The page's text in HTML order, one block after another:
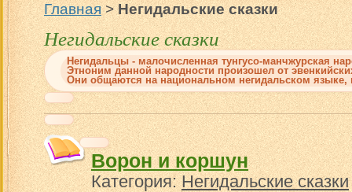
Главная>Негидальские сказки
Негидальские сказки
Негидальцы - малочисленная тунгусо-манчжурская
Этноним данной народности произошел от
Они общаются на национальном негидальском языке,
Ворон и коршун
Категория:Негидальские сказки